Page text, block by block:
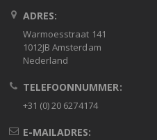
ADRES:
Warmoesstraat 141
1012JB Amsterdam
Nederland
TELEFOONNUMMER:
+31 (0) 20 6274174
E-MAILADRES: